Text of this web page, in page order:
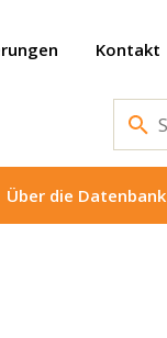
Kontakt
Über die Datenbank